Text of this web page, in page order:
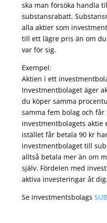
ska man försöka handla
substansrabatt.
alla aktier som
till ett lägre pris än om
var för sig.
Exempel:
Aktien i ett
Investmentbolaget äger
du köper samma
samma fem bolag och
investmentbolagets aktie
istället får betala 90 kr
investmentbolaget till
alltså betala mer än om
själv. Fördelen med
aktiva investeringar åt dig.
Se investmentsbolags